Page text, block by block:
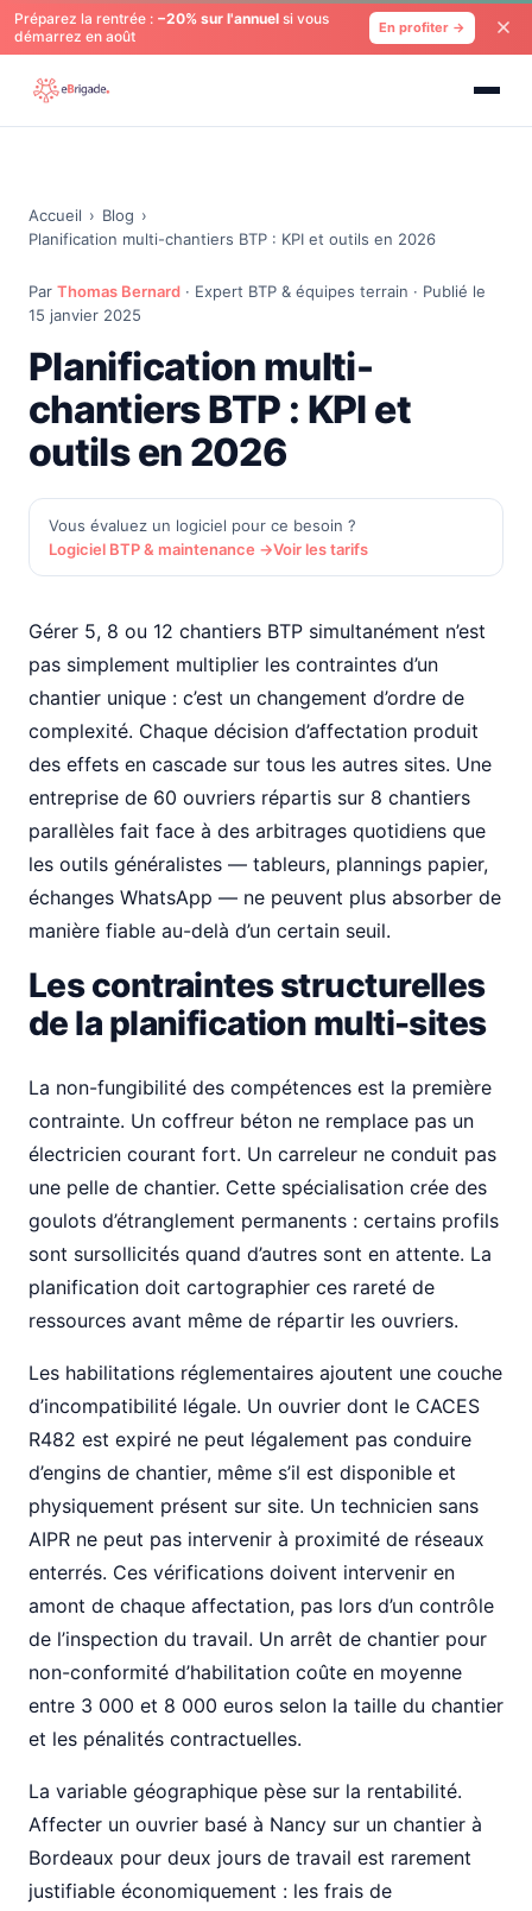
Préparez la rentrée : −20% sur l'annuel si vous
démarrez en août
En profiter →
Accueil › Blog ›
Planification multi-chantiers BTP : KPI et outils en 2026
Par Thomas Bernard · Expert BTP & équipes terrain · Publié le
15 janvier 2025
Planification multi-
chantiers BTP : KPI et
outils en 2026
Vous évaluez un logiciel pour ce besoin ?
Logiciel BTP & maintenance →Voir les tarifs
Gérer 5, 8 ou 12 chantiers BTP simultanément n’est
pas simplement multiplier les contraintes d’un
chantier unique : c’est un changement d’ordre de
complexité. Chaque décision d’affectation produit
des effets en cascade sur tous les autres sites. Une
entreprise de 60 ouvriers répartis sur 8 chantiers
parallèles fait face à des arbitrages quotidiens que
les outils généralistes — tableurs, plannings papier,
échanges WhatsApp — ne peuvent plus absorber de
manière fiable au-delà d’un certain seuil.
Les contraintes structurelles
de la planification multi-sites
La non-fungibilité des compétences est la première
contrainte. Un coffreur béton ne remplace pas un
électricien courant fort. Un carreleur ne conduit pas
une pelle de chantier. Cette spécialisation crée des
goulots d’étranglement permanents : certains profils
sont sursollicités quand d’autres sont en attente. La
planification doit cartographier ces rareté de
ressources avant même de répartir les ouvriers.
Les habilitations réglementaires ajoutent une couche
d’incompatibilité légale. Un ouvrier dont le CACES
R482 est expiré ne peut légalement pas conduire
d’engins de chantier, même s’il est disponible et
physiquement présent sur site. Un technicien sans
AIPR ne peut pas intervenir à proximité de réseaux
enterrés. Ces vérifications doivent intervenir en
amont de chaque affectation, pas lors d’un contrôle
de l’inspection du travail. Un arrêt de chantier pour
non-conformité d’habilitation coûte en moyenne
entre 3 000 et 8 000 euros selon la taille du chantier
et les pénalités contractuelles.
La variable géographique pèse sur la rentabilité.
Affecter un ouvrier basé à Nancy sur un chantier à
Bordeaux pour deux jours de travail est rarement
justifiable économiquement : les frais de